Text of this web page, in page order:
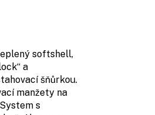
softshell,
a
šňůrkou.
manžety na
s